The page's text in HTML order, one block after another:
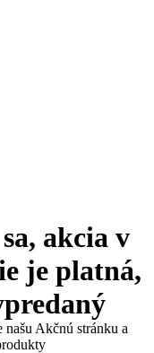
akcia v
je platná,
našu Akčnú stránku a